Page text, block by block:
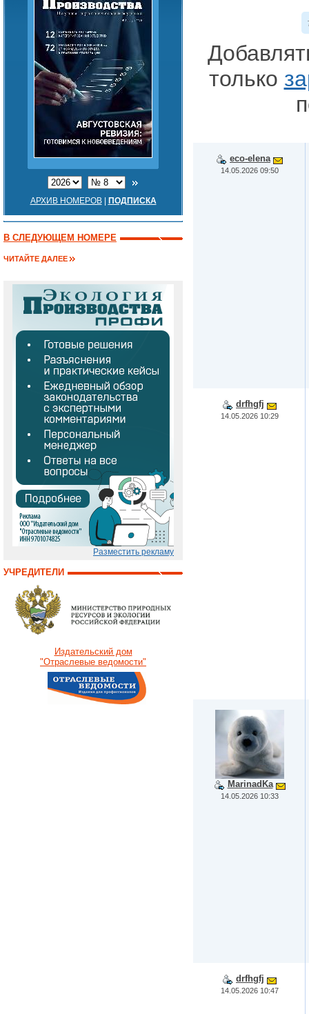
АРХИВ НОМЕРОВ| ПОДПИСКА
В СЛЕДУЮЩЕМ НОМЕРЕ
ЧИТАЙТЕ ДАЛЕЕ
Разместить рекламу
УЧРЕДИТЕЛИ
Издательский дом
"Отраслевые ведомости"
только
eco-elena
14.05.2026 09:50
drfhgfj
14.05.2026 10:29
MarinadKa
14.05.2026 10:33
drfhgfj
14.05.2026 10:47